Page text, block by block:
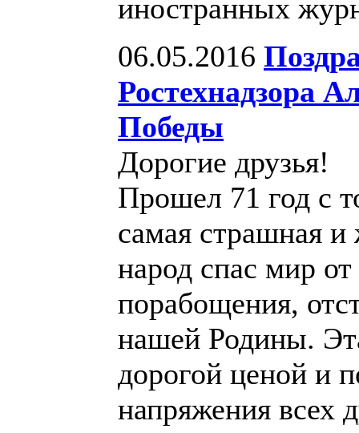
иностранных
06.05.2016
Ростехнадзора
Победы
Дорогие друзья!
Прошел 71 год с
самая страшная и
народ спас мир
порабощения,
нашей Родины.
дорогой ценой и
напряжения всех